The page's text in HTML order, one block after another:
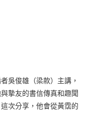
吳俊雄（梁款）主講，
摯友的書信傳真和趣聞
次分享，他會從黃霑的